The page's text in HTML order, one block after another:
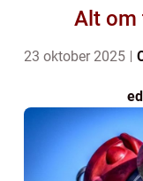
Alt om
23 oktober 2025